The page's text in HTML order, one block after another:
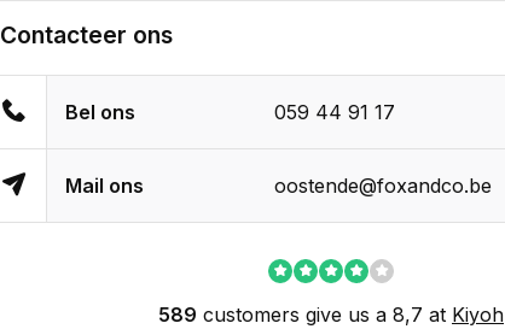
Contacteer ons
Bel ons 059 44 91 17
Mail ons oostende@foxandco.be
589 customers give us a 8,7 at Kiyoh